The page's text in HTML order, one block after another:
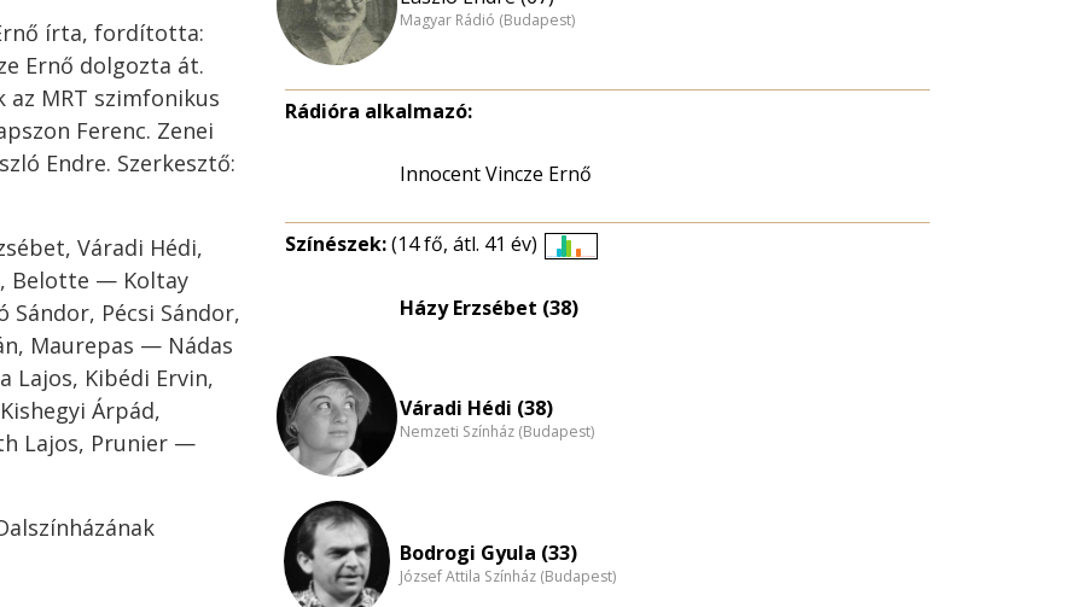
írta, fordította:
Ernő dolgozta át.
az MRT szimfonikus
Ferenc. Zenei
Endre. Szerkesztő:
Váradi Hédi,
Belotte — Koltay
Sándor, Pécsi Sándor,
Maurepas — Nádas
Lajos, Kibédi Ervin,
Árpád,
Lajos, Prunier —
Magyar Rádió (Budapest)
Rádióra alkalmazó:
Innocent Vincze Ernő
Színészek:(14 fő, átl. 41 év)
eloszlás
Házy Erzsébet (38)
Váradi Hédi (38)
Nemzeti Színház (Budapest)
Bodrogi Gyula (33)
József Attila Színház (Budapest)